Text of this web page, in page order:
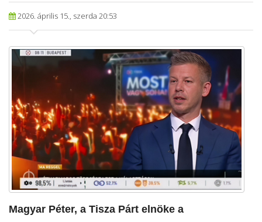
2026. április 15., szerda 20:53
Magyar Péter, a Tisza Párt elnöke a